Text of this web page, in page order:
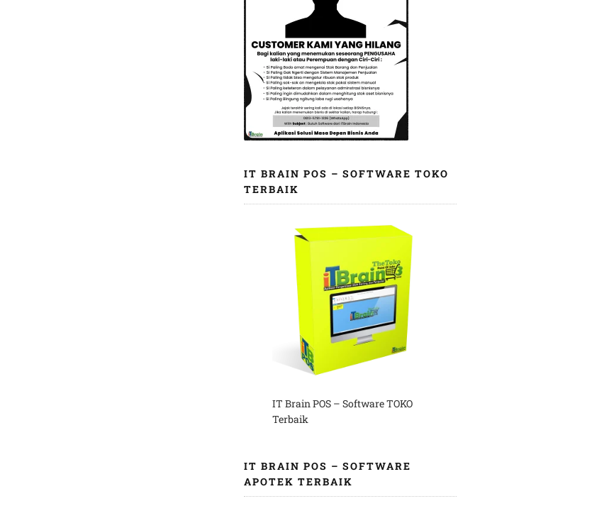
IT BRAIN POS – SOFTWARE TOKO
TERBAIK
IT Brain POS – Software TOKO
Terbaik
IT BRAIN POS – SOFTWARE
APOTEK TERBAIK